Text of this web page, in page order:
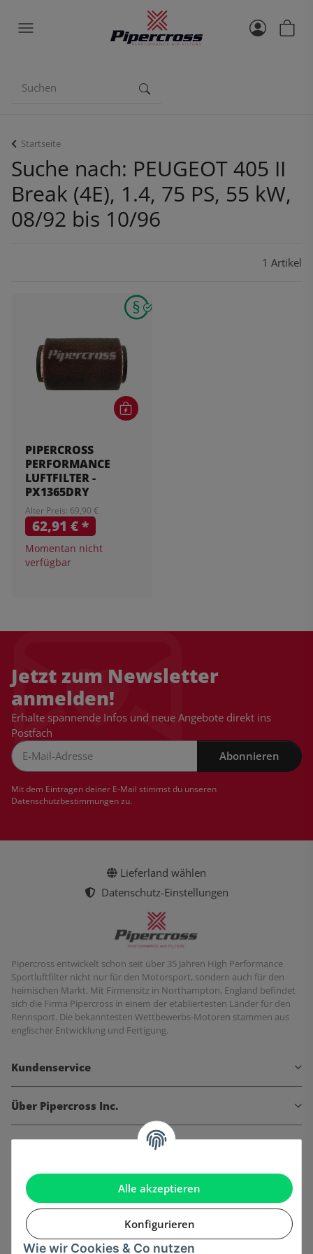
Alle akzeptieren
Konfigurieren
Wie wir Cookies & Co nutzen
Startseite
Suche nach: PEUGEOT 405 II
Break (4E), 1.4, 75 PS, 55 kW,
08/92 bis 10/96
1 Artikel
PIPERCROSS
PERFORMANCE
LUFTFILTER -
PX1365DRY
Alter Preis: 69,90 €
62,91 €*
Momentan nicht
verfügbar
Jetzt zum Newsletter
anmelden!
Erhalte spannende Infos und neue Angebote direkt ins
Postfach
Abonnieren
Mit dem Eintragen deiner E-Mail stimmst du unseren
Datenschutzbestimmungenzu.
Lieferland wählen
Datenschutz-Einstellungen
Pipercross entwickelt schon seit über 35 Jahren High Performance
Sportluftfilter nicht nur für den Motorsport, sondern auch für den
heimischen Markt. Mit Firmensitz in Northampton, England befindet
sich die Firma Pipercross in einem der etabliertesten Länder für den
Rennsport. Die bekanntesten Wettbewerbs-Motoren stammen aus
englischer Entwicklung und Fertigung.
Kundenservice
Über Pipercross Inc.
Informationen
Gesetzliche Informationen